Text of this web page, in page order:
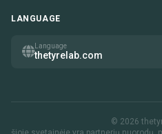
LANGUAGE
Language
thetyrelab.com
© 2026